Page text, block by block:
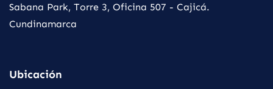
Sabana Park, Torre 3, Oficina 507 - Cajicá.
Cundinamarca
Ubicación